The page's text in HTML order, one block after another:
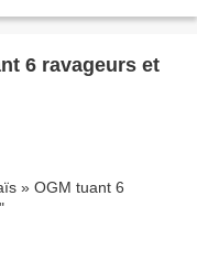
6 ravageurs et